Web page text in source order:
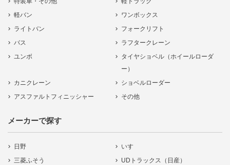
軽バン
ワンボックス
ライトバン
フォークリフト
バス
ラフタークレーン
ユンボ
タイヤショベル（ホイールローダ
ー）
カニクレーン
ショベルローダー
アスファルトフィニッシャー
その他
メーカーで探す
日野
いすゞ
三菱ふそう
UDトラックス（日産）